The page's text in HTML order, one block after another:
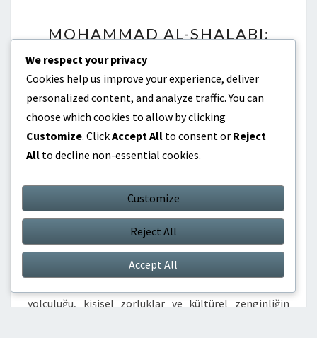
AL-
HAYAT
HIKAYESI,
KÜLTÜREL
ETKILER,
ERKEN
MOHAMMAD AL-SHALABI:
HAYAT HIKAYESI, KÜLTÜREL
ETKILER, ERKEN DENEYIMLER
25/02/2026 Samir Al-Hussein Comments
0
Comment
alanındaki başarılarıyla, Ürdün mirasının kültürel
etkileriyle iç içe geçmiş bir belgedir. Zengin bir
kültürel ortamda büyümesi ve önemli erken
deneyimleri, kimliğini ve hedeflerini derinden
şekillendirmiştir. Sporuna olan bağlılığı ve kendisine
yolculuğu, kişisel zorluklar ve kültürel zenginliğin
We respect your privacy
Cookies help us improve your experience, deliver
personalized content, and analyze traffic. You can
choose which cookies to allow by clicking
Customize. ClickAccept All to consent or Reject
All to decline non-essential cookies.
Customize
Reject All
Accept All